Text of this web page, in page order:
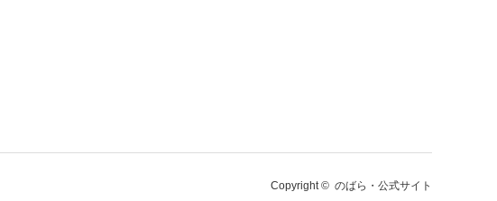
Copyright © のばら・公式サイト